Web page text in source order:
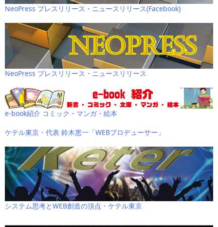
NeoPress プレスリリース・ニュースリリース(Facebook)
NeoPress プレスリリース・ニュースリリース
e-book紹介 コミック・マンガ・絵本
ケテル東京・代表 鈴木恵一「WEBプロデューサー」
システム思考とWEB創造の頂点・ケテル東京